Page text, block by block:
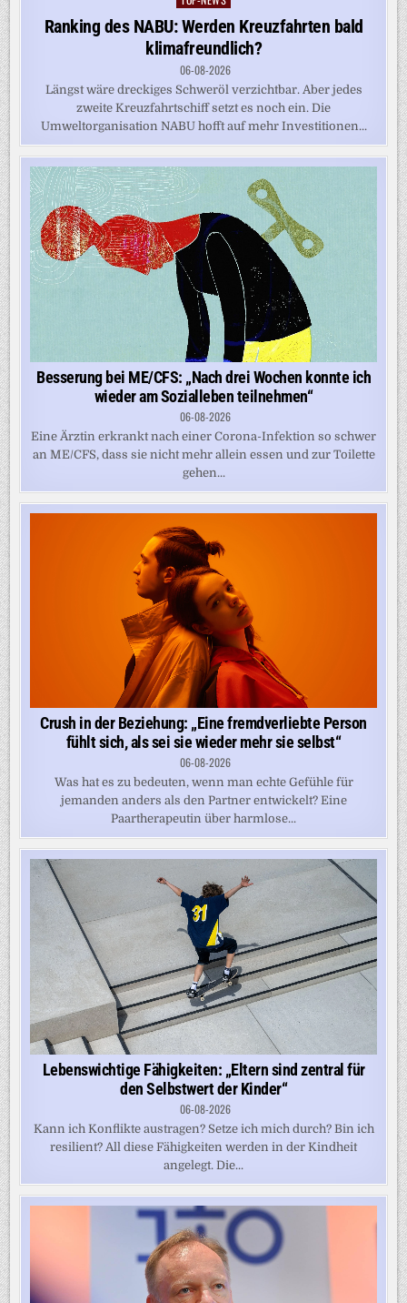
in
Ranking des NABU: Werden Kreuzfahrten bald
klimafreundlich?
06-08-2026
Längst wäre dreckiges Schweröl verzichtbar. Aber jedes
zweite Kreuzfahrtschiff setzt es noch ein. Die
Umweltorganisation NABU hofft auf mehr Investitionen...
Besserung bei ME/CFS: „Nach drei Wochen konnte ich
wieder am Sozialleben teilnehmen“
06-08-2026
Eine Ärztin erkrankt nach einer Corona-Infektion so schwer
an ME/CFS, dass sie nicht mehr allein essen und zur Toilette
gehen...
Crush in der Beziehung: „Eine fremdverliebte Person
fühlt sich, als sei sie wieder mehr sie selbst“
06-08-2026
Was hat es zu bedeuten, wenn man echte Gefühle für
jemanden anders als den Partner entwickelt? Eine
Paartherapeutin über harmlose...
Lebenswichtige Fähigkeiten: „Eltern sind zentral für
den Selbstwert der Kinder“
06-08-2026
Kann ich Konflikte austragen? Setze ich mich durch? Bin ich
resilient? All diese Fähigkeiten werden in der Kindheit
angelegt. Die...